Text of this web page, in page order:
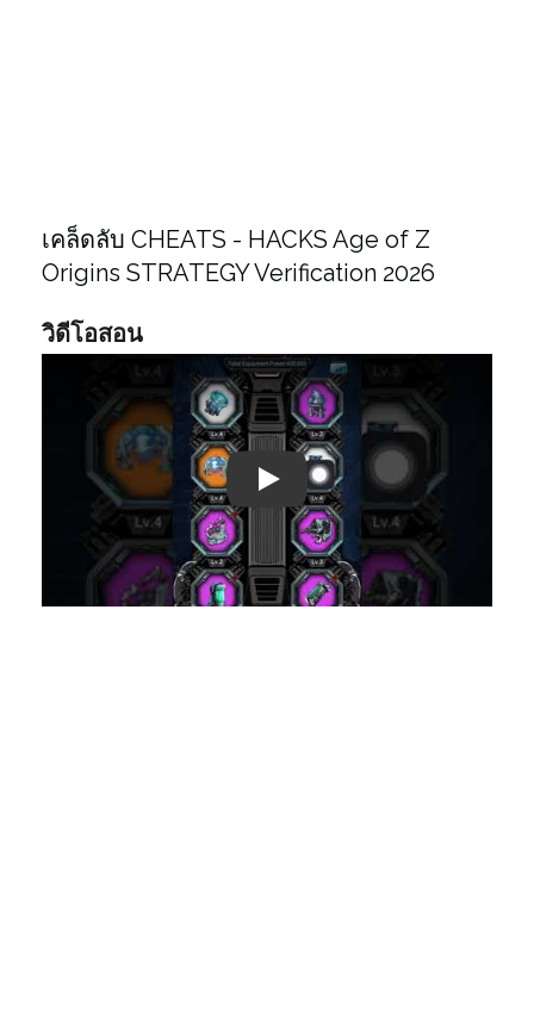
เคล็ดลับ CHEATS - HACKS Age of Z
Origins STRATEGY Verification 2026
วิดีโอสอน
Play: Keynote (Google I/O '18)